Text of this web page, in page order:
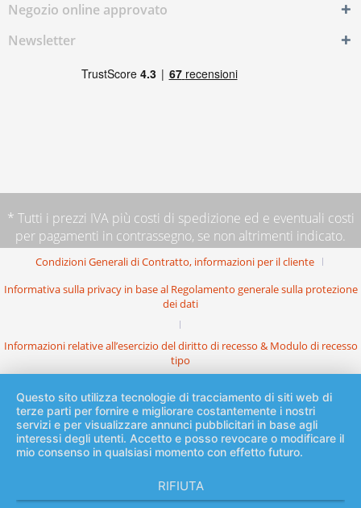
Negozio online approvato
Newsletter
* Tutti i prezzi IVA più costi di spedizione ed e eventuali costi
per pagamenti in contrassegno, se non altrimenti indicato.
Condizioni Generali di Contratto, informazioni per il cliente
Informativa sulla privacy in base al Regolamento generale sulla protezione
dei dati
Informazioni relative all’esercizio del diritto di recesso & Modulo di recesso
tipo
Questo sito utilizza tecnologie di tracciamento di siti web di
terze parti per fornire e migliorare costantemente i nostri
servizi e per visualizzare annunci pubblicitari in base agli
interessi degli utenti. Accetto e posso revocare o modificare il
mio consenso in qualsiasi momento con effetto futuro.
RIFIUTA